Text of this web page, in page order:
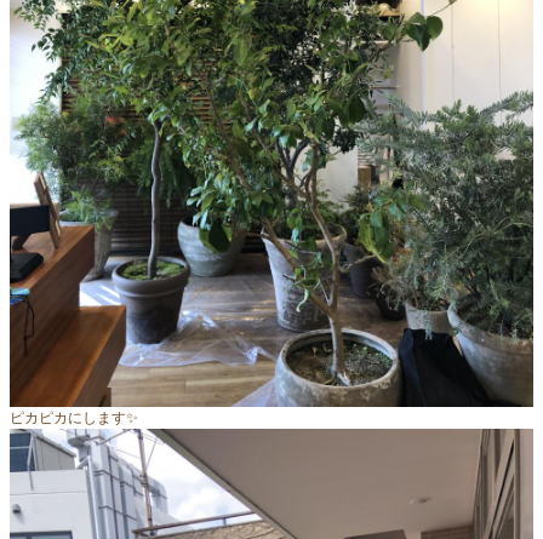
ピカピカにします✨